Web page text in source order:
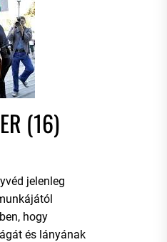
(16)
jelenleg
hogy
és lányának